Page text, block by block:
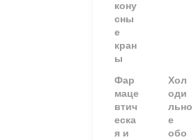
кону
сны
е
кран
ы
Фар
маце
втич
еска
я и
Хол
оди
льно
е
обо